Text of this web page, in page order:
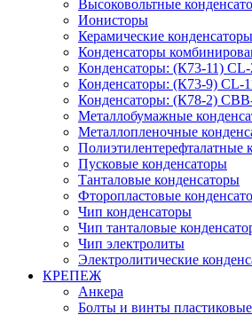
Высоковольтные
Ионисторы
Керамические конденсаторы
Конденсаторы
Конденсаторы: (К73-11)
Конденсаторы: (К73-9) CL-
Конденсаторы: (К78-2)
Металлобумажные
Металлопленочные
Полиэтилентерефталатные
Пусковые конденсаторы
Танталовые конденсаторы
Фторопластовые
Чип конденсаторы
Чип танталовые
Чип электролиты
Электролитические
КРЕПЕЖ
Анкера
Болты и винты пластиковые